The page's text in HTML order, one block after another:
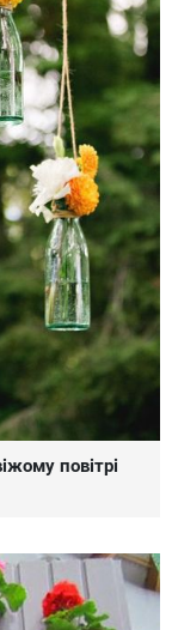
повітрі